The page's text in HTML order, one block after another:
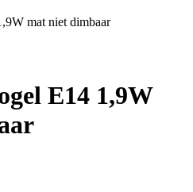
mat niet dimbaar
E14 1,9W